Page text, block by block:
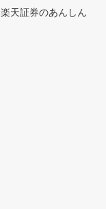
楽天証券のあんしん